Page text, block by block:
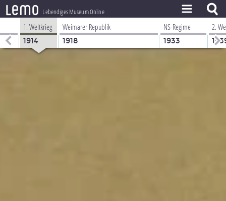
lemo Lebendiges Museum Online
ZEITSTRAHL
THEMEN
1. Weltkrieg
1914
Weimarer Republik
1918
NS-Regime
1933
2.